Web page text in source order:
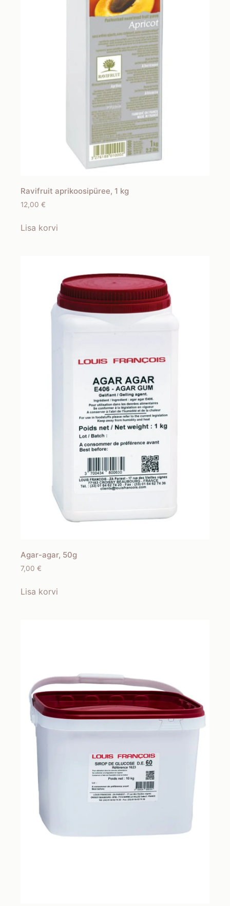
Ravifruit aprikoosipüree, 1 kg
12,00 €
Lisa korvi
Agar-agar, 50g
7,00 €
Lisa korvi